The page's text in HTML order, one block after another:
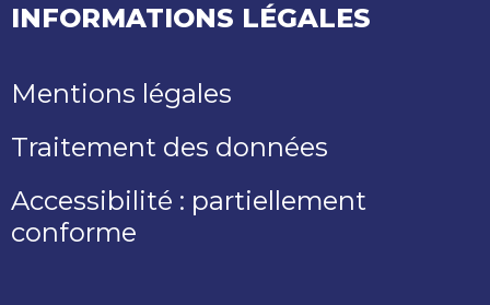
INFORMATIONS LÉGALES
Mentions légales
Traitement des données
Accessibilité : partiellement
conforme